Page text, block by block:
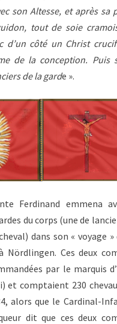
son Altesse, et après sa
tout de soie
d’un côté un Christ
de la conception. Puis
de la garde ».
Ferdinand emmena
du corps (une de
dans son « voyage »
Nördlingen. Ces deux
par le marquis
et comptaient 230
alors que le Cardinal-
dit que ces deux